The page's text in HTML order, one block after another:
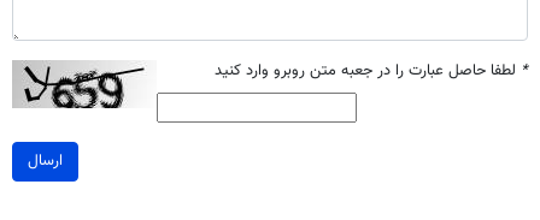
* لطفا حاصل عبارت را در جعبه متن روبرو وارد کنید
ارسال